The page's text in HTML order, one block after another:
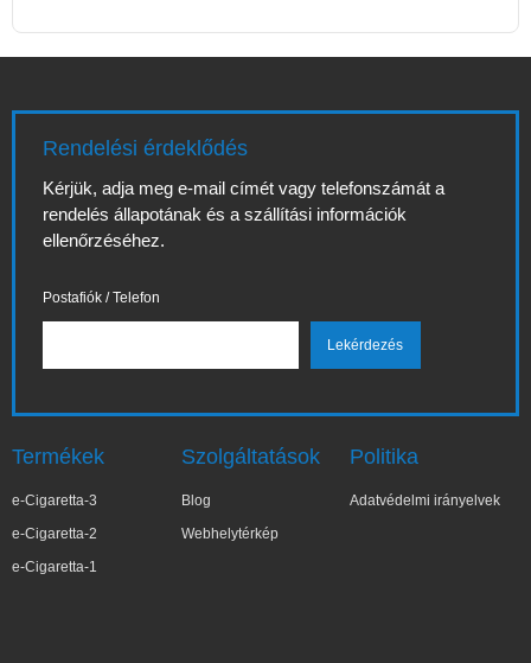
Rendelési érdeklődés
Kérjük, adja meg e-mail címét vagy telefonszámát a
rendelés állapotának és a szállítási információk
ellenőrzéséhez.
Postafiók / Telefon
Termékek
e-Cigaretta-3
e-Cigaretta-2
e-Cigaretta-1
Szolgáltatások
Blog
Webhelytérkép
Politika
Adatvédelmi irányelvek